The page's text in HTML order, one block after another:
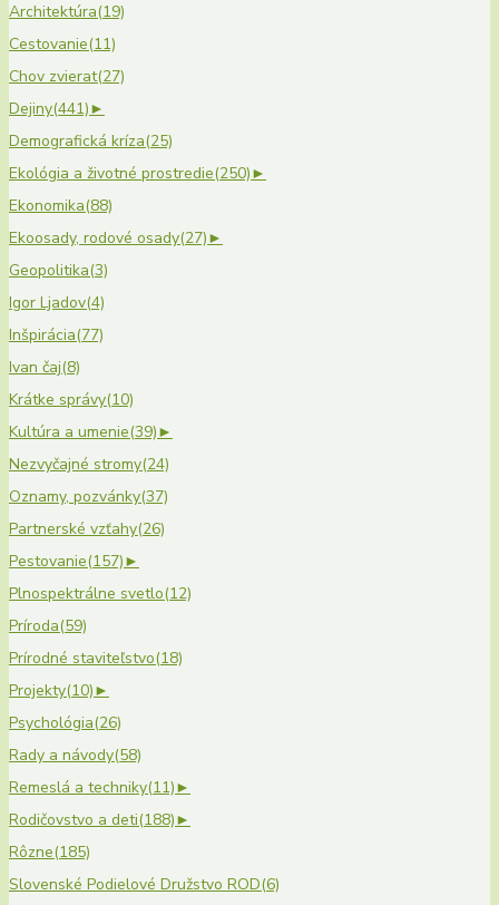
Architektúra(19)
Cestovanie(11)
Chov zvierat(27)
Dejiny(441)►
Demografická kríza(25)
Ekológia a životné prostredie(250)►
Ekonomika(88)
Ekoosady, rodové osady(27)►
Geopolitika(3)
Igor Ljadov(4)
Inšpirácia(77)
Ivan čaj(8)
Krátke správy(10)
Kultúra a umenie(39)►
Nezvyčajné stromy(24)
Oznamy, pozvánky(37)
Partnerské vzťahy(26)
Pestovanie(157)►
Plnospektrálne svetlo(12)
Príroda(59)
Prírodné staviteľstvo(18)
Projekty(10)►
Psychológia(26)
Rady a návody(58)
Remeslá a techniky(11)►
Rodičovstvo a deti(188)►
Rôzne(185)
Slovenské Podielové Družstvo ROD(6)